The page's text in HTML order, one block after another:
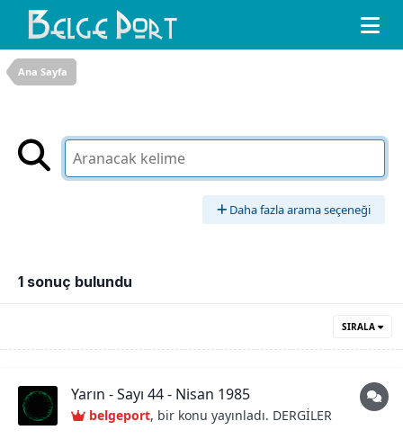
Ana Sayfa
Daha fazla arama seçeneği
1 sonuç bulundu
SIRALA
Yarın - Sayı 44 - Nisan 1985
belgeport, bir konu yayınladı. DERGİLER